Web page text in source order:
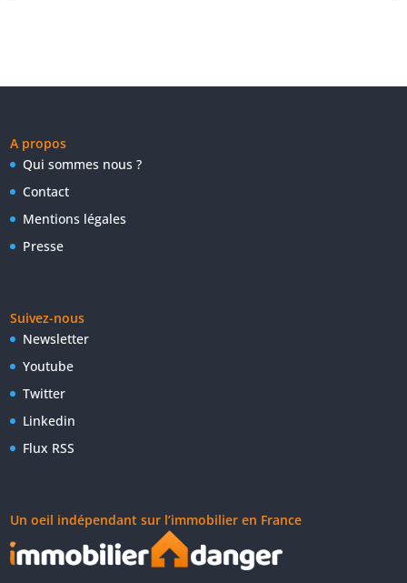
A propos
Qui sommes nous ?
Contact
Mentions légales
Presse
Suivez-nous
Newsletter
Youtube
Twitter
Linkedin
Flux RSS
Un oeil indépendant sur l’immobilier en France